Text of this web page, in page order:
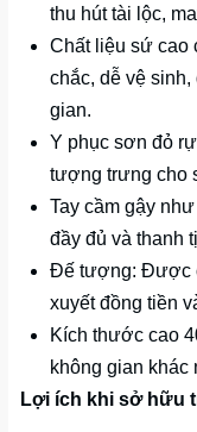
thu hút tài lộc,
Chất liệu sứ cao
chắc, dễ vệ
gian.
Y phục sơn đỏ
tượng trưng cho
Tay cầm gậy
đầy đủ và thanh
Đế tượng: Được
xuyết đồng tiền
Kích thước cao
không gian khác
Lợi ích khi sở hữu